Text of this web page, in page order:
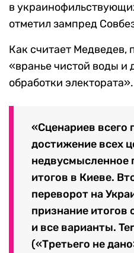
в
отметил зампред
Как считает Медведев,
«вранье чистой воды и
обработки электората».
«Сценариев
достижение всех
недвусмысленное
итогов в Киеве.
переворот на
признание итогов
и все варианты.
(«Третьего не